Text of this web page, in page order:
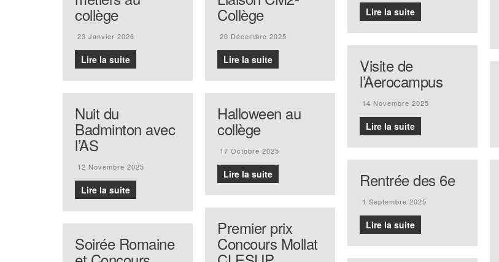
Lire la suite
collège
23 Janvier 2026
Lire la suite
Collège
20 Décembre 2025
Lire la suite Visite de
l’Aerocampus
14 Novembre 2025
Lire la suite
Nuit du
Badminton avec
l’AS
12 Novembre 2025
Lire la suite
Halloween au
collège
17 Octobre 2025
Lire la suite Rentrée des 6e
1 Septembre 2025
Lire la suite
Premier prix
Concours Mollat
Soirée Romaine